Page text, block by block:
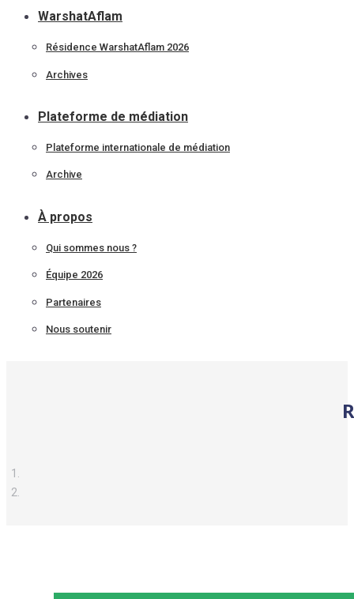
WarshatAflam
Résidence WarshatAflam 2026
Archives
Plateforme de médiation
Plateforme internationale de médiation
Archive
À propos
Qui sommes nous ?
Équipe 2026
Partenaires
Nous soutenir